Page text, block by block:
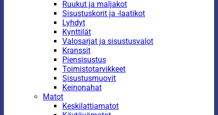
Ruukut ja maljakot
Sisustuskorit ja -laatikot
Lyhdyt
Kynttilät
Valosarjat ja sisustusvalot
Kranssit
Piensisustus
Toimistotarvikkeet
Sisustusmuovit
Keinonahat
Matot
Keskilattiamatot